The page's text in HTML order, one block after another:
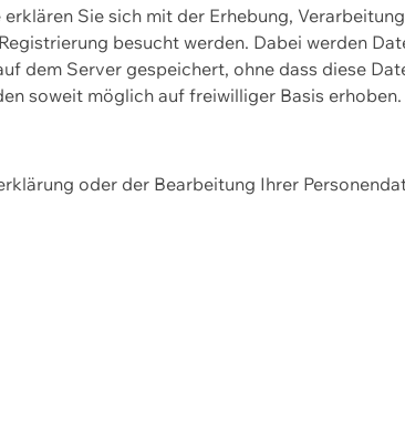
Sie sich mit der Erhebung,
besucht werden. Dabei werden
dem Server gespeichert, ohne dass diese
soweit möglich auf freiwilliger Basis
oder der Bearbeitung Ihrer